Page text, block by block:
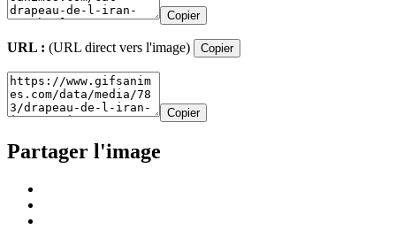
Copier
URL : (URL direct vers l'image) Copier
Copier
Partager l'image